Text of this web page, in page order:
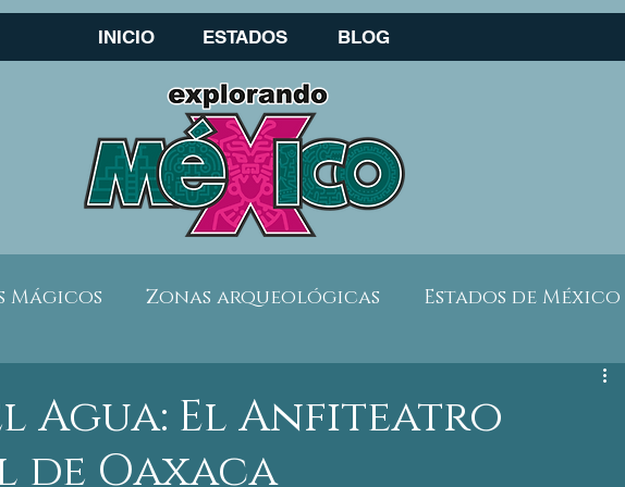
INICIO ESTADOS BLOG
Mágicos Zonas arqueológicas Estados de México
Templos de México
Guanajuato Chiapas
Agua: El Anfiteatro
Oaxaca